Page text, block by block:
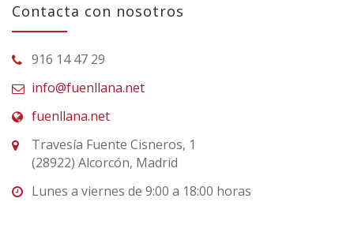
Contacta con nosotros
916 14 47 29
info@fuenllana.net
fuenllana.net
Travesía Fuente Cisneros, 1
(28922) Alcorcón, Madrid
Lunes a viernes de 9:00 a 18:00 horas